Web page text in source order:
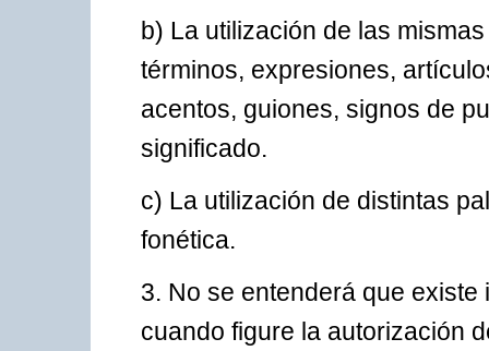
b) La utilización de las
términos, expresiones,
acentos, guiones, signos de
significado.
c) La utilización de distintas
fonética.
3. No se entenderá que
cuando figure la autorización